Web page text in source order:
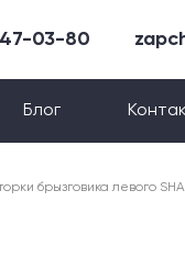
03-80
Блог
брызговика левого